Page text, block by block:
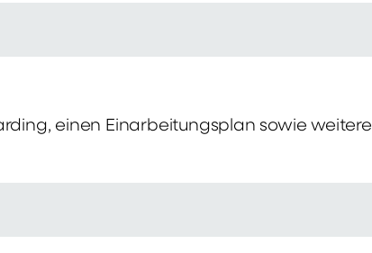
einen Einarbeitungsplan sowie weitere